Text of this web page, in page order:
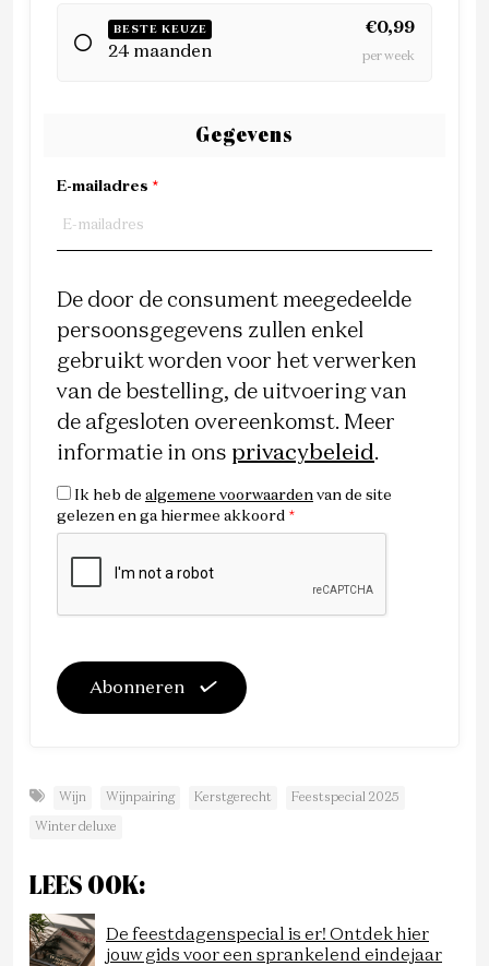
BESTE KEUZE
24 maanden
€0,99
per week
Gegevens
E-mailadres *
De door de consument meegedeelde
persoonsgegevens zullen enkel
gebruikt worden voor het verwerken
van de bestelling, de uitvoering van
de afgesloten overeenkomst. Meer
informatie in ons privacybeleid.
Ik heb de algemene voorwaarden van de site
gelezen en ga hiermee akkoord *
Abonneren
Wijn Wijnpairing Kerstgerecht Feestspecial 2025
Winter deluxe
LEES OOK:
De feestdagenspecial is er! Ontdek hier
jouw gids voor een sprankelend eindejaar